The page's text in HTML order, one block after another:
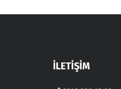
İLETİŞİM